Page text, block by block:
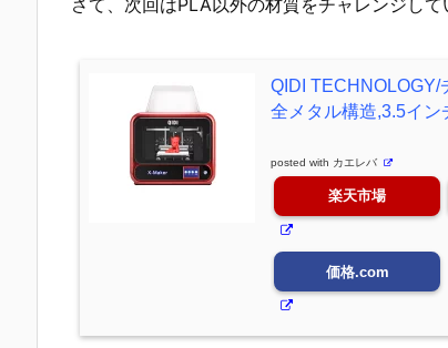
さて、次回はPLA以外の材質をチャレンジして
QIDI TECHNOLOGY/
全メタル構造,3.5イン
posted with カエレバ
楽天市場
価格.com